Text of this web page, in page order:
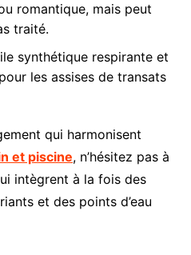
romantique, mais peut
traité.
synthétique respirante et
les assises de transats
qui harmonisent
et piscine, n’hésitez pas à
intègrent à la fois des
et des points d’eau